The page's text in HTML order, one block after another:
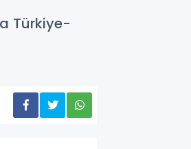
Türkiye-